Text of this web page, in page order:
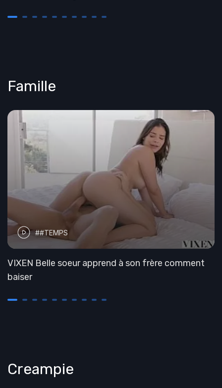
Famille
##TEMPS
VIXEN Belle soeur apprend à son frère comment
baiser
Creampie